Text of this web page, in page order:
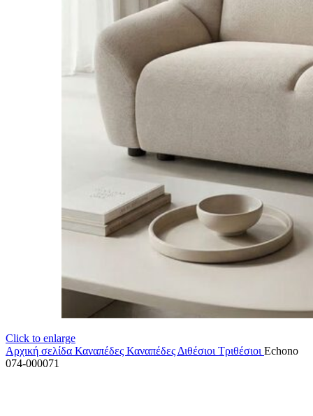
Click to enlarge
Αρχική σελίδα Καναπέδες Καναπέδες Διθέσιοι Τριθέσιοι Echono
074-000071